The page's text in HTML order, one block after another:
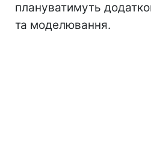
плануватимуть
та моделювання.